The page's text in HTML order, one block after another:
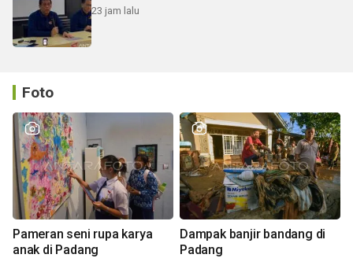
23 jam lalu
Foto
Pameran seni rupa karya
anak di Padang
Dampak banjir bandang di
Padang